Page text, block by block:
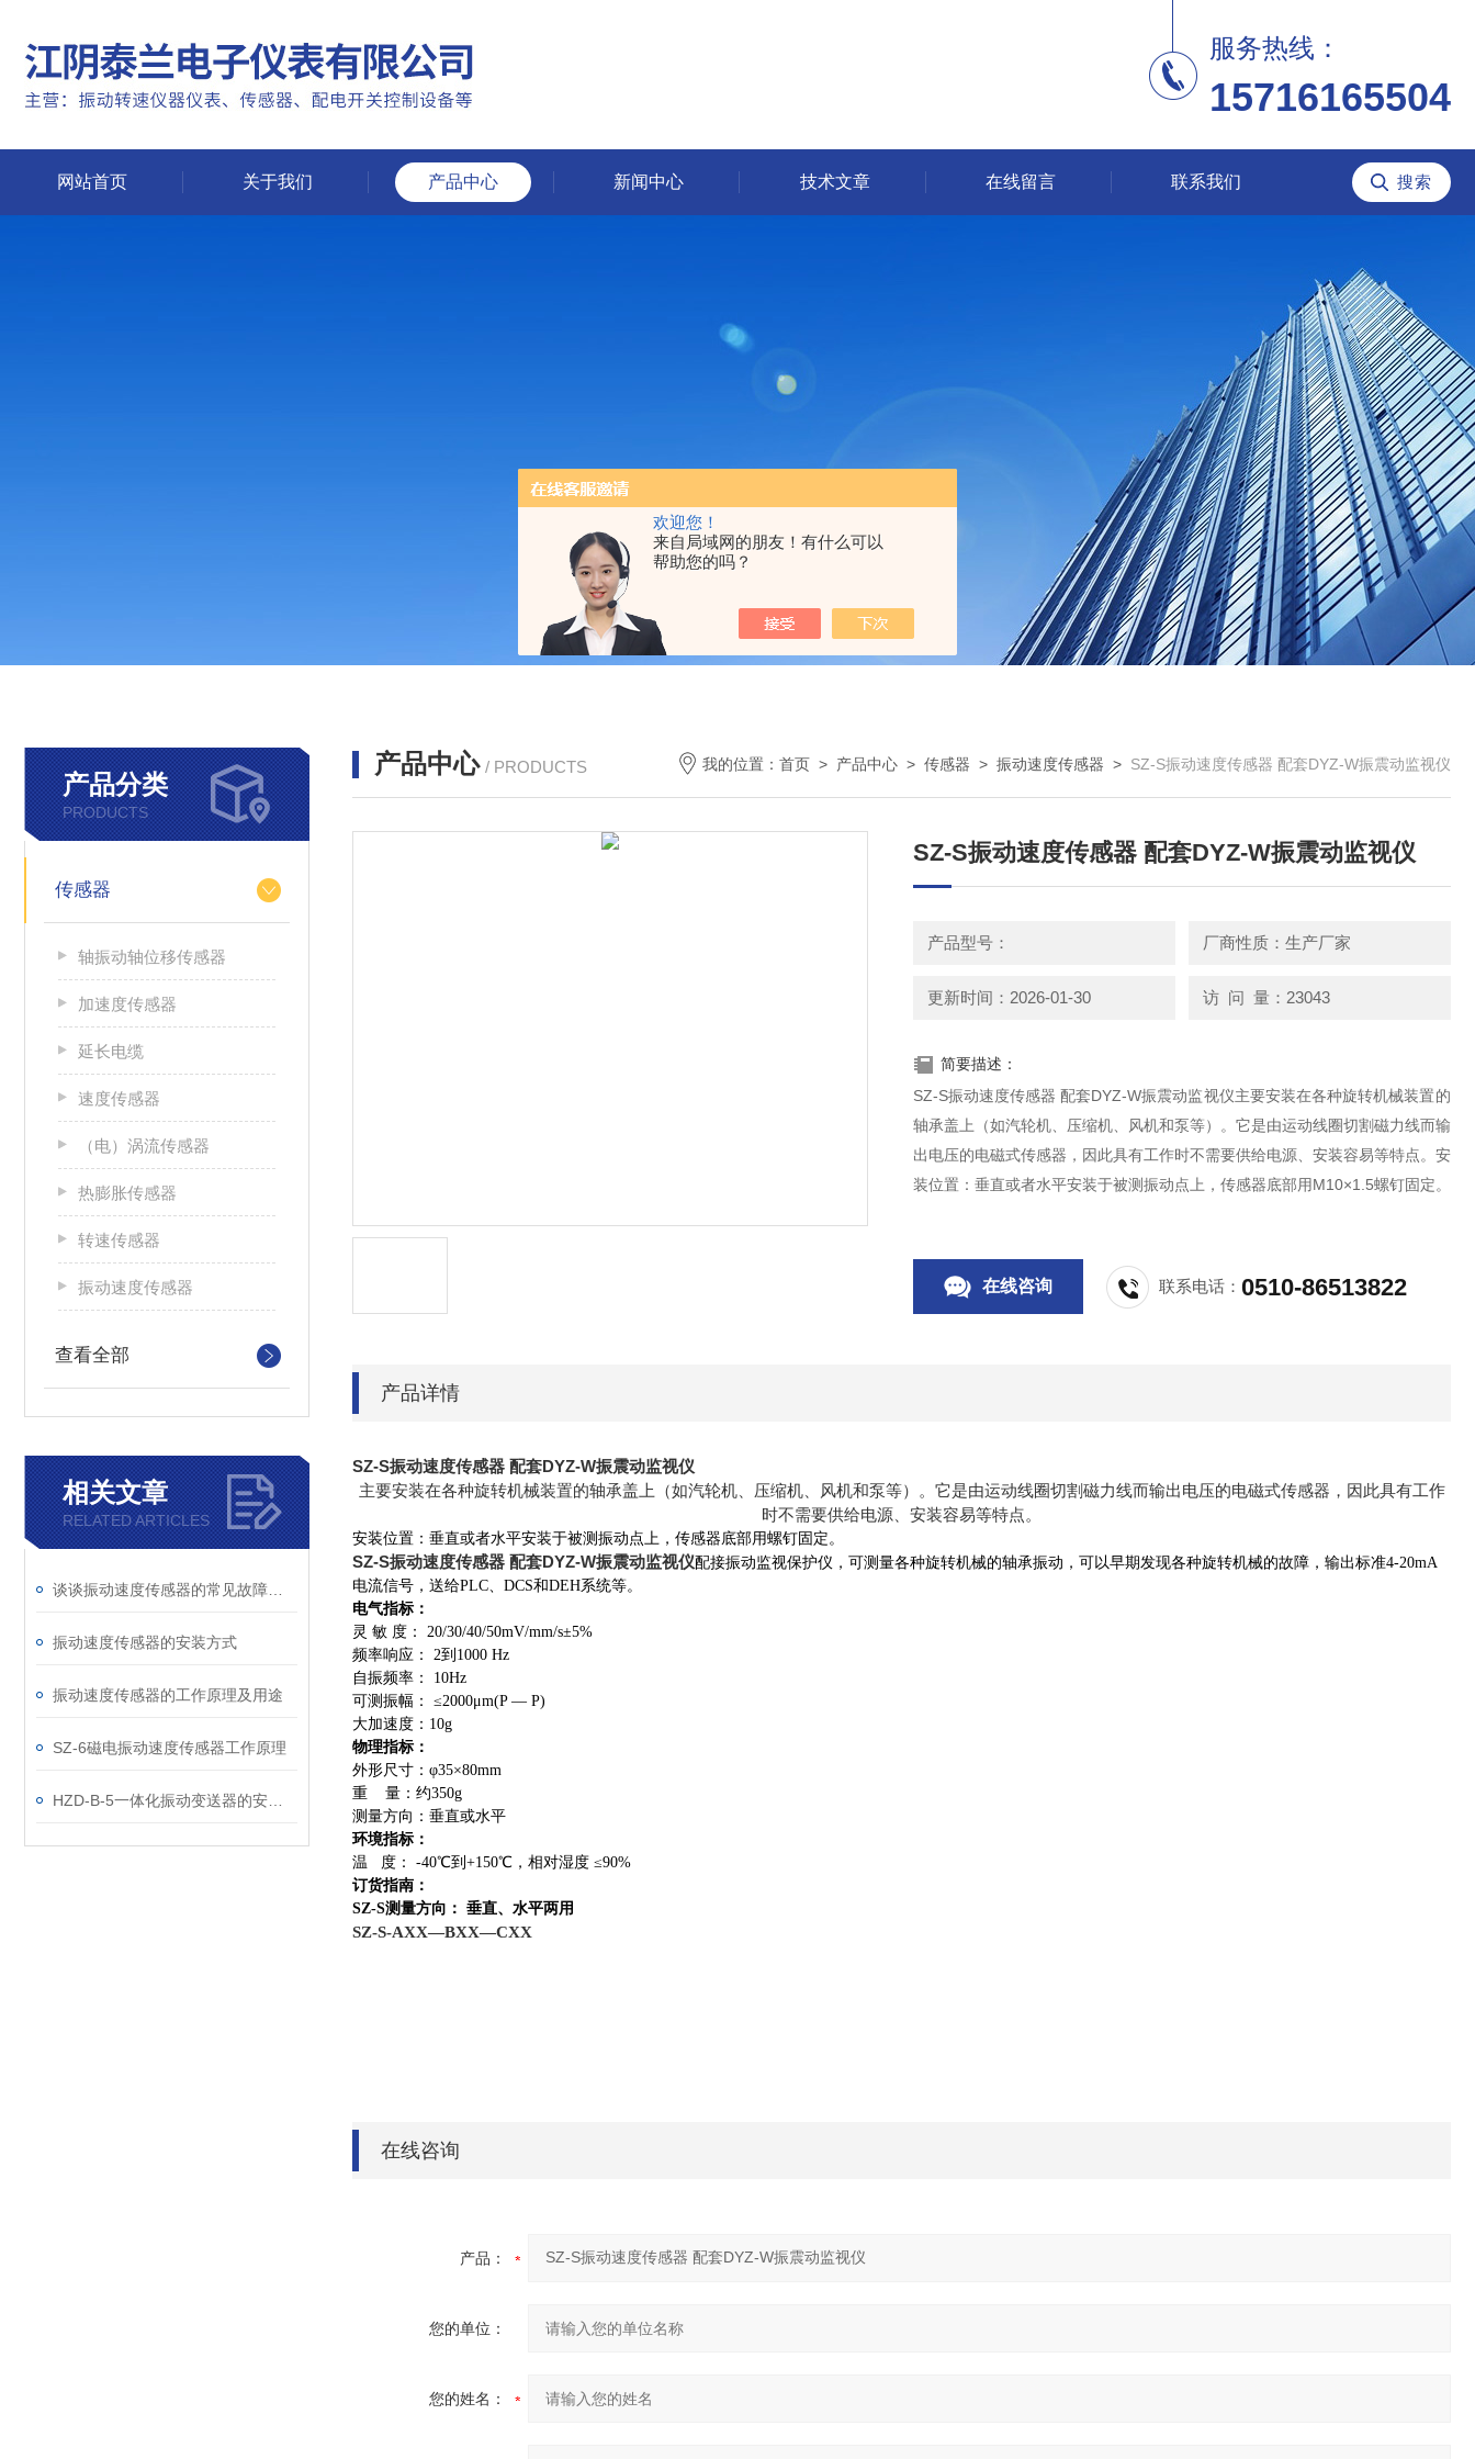
欢迎您！
来自局域网的朋友！有什么可以
帮助您的吗？
服务热线：
15716165504
网站首页 关于我们 产品中心 新闻中心 技术文章 在线留言 联系我们
产品分类
PRODUCTS
传感器
轴振动轴位移传感器
加速度传感器
延长电缆
速度传感器
（电）涡流传感器
热膨胀传感器
转速传感器
振动速度传感器
查看全部
相关文章
RELATED ARTICLES
振动速度传感器的安装方式
振动速度传感器的工作原理及用途
SZ-6磁电振动速度传感器工作原理
产品中心 / PRODUCTS 我的位置： 首页 > 产品中心 > 传感器 > 振动速度传感器 > SZ-S振动速度传感器 配套DYZ-W振震动监视仪
SZ-S振动速度传感器 配套DYZ-W振震动监视仪
产品型号： 厂商性质：生产厂家
更新时间：2026-01-30 访 问 量：23043
简要描述：
SZ-S振动速度传感器 配套DYZ-W振震动监视仪主要安装在各种旋转机械装置的
轴承盖上（如汽轮机、压缩机、风机和泵等）。它是由运动线圈切割磁力线而输
出电压的电磁式传感器，因此具有工作时不需要供给电源、安装容易等特点。安
装位置：垂直或者水平安装于被测振动点上，传感器底部用M10×1.5螺钉固定。
在线咨询 联系电话：0510-86513822
产品详情
SZ-S振动速度传感器 配套DYZ-W振震动监视仪
主要安装在各种旋转机械装置的轴承盖上（如汽轮机、压缩机、风机和泵等）。它是由运动线圈切割磁力线而输出电压的电磁式传感器，因此具有工作
时不需要供给电源、安装容易等特点。
安装位置：垂直或者水平安装于被测振动点上，传感器底部用螺钉固定。
SZ-S振动速度传感器 配套DYZ-W振震动监视仪配接振动监视保护仪，可测量各种旋转机械的轴承振动，可以早期发现各种旋转机械的故障，输出标准4-20mA
电流信号，送给PLC、DCS和DEH系统等。
电气指标：
灵 敏 度： 20/30/40/50mV/mm/s±5%
频率响应： 2到1000 Hz
自振频率： 10Hz
可测振幅： ≤2000μm(P — P)
大加速度：10g
物理指标：
外形尺寸：φ35×80mm
重 量：约350g
测量方向：垂直或水平
环境指标：
温 度： -40℃到+150℃，相对湿度 ≤90%
订货指南：
SZ-S测量方向： 垂直、水平两用
SZ-S-AXX—BXX—CXX
在线咨询
产品：
您的单位：
您的姓名：